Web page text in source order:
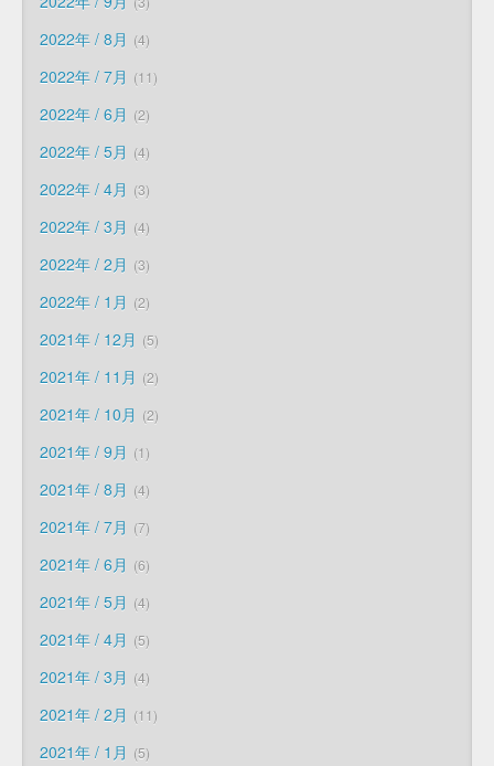
2022年 / 8月 4
2022年 / 7月 11
2022年 / 6月 2
2022年 / 5月 4
2022年 / 4月 3
2022年 / 3月 4
2022年 / 2月 3
2022年 / 1月 2
2021年 / 12月 5
2021年 / 11月 2
2021年 / 10月 2
2021年 / 9月 1
2021年 / 8月 4
2021年 / 7月 7
2021年 / 6月 6
2021年 / 5月 4
2021年 / 4月 5
2021年 / 3月 4
2021年 / 2月 11
2021年 / 1月 5